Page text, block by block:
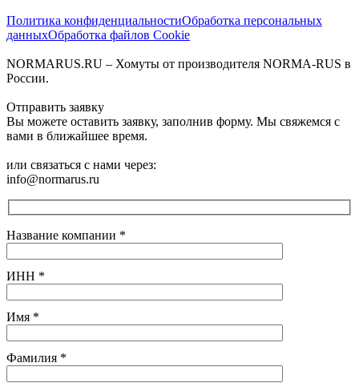
Политика конфиденциальностиОбработка персональных
данныхОбработка файлов Cookie
NORMARUS.RU – Хомуты от производителя NORMA-RUS в
России.
Отправить заявку
Вы можете оставить заявку, заполнив форму. Мы свяжемся с
вами в ближайшее время.
или связаться с нами через:
info@normarus.ru
Название компании *
ИНН *
Имя *
Фамилия *